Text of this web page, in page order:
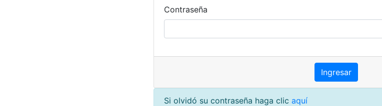
Contraseña
Si olvidó su contraseña haga clic aquí